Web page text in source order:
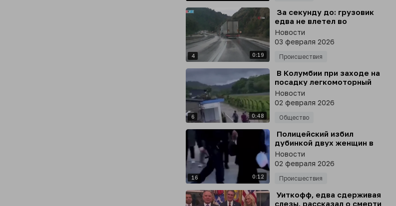
4 0:19
⁣ За секунду до: грузовик
едва не влетел во
встречные автомобили на
скользкой из-за дождя
дороге в турецком Бодруме
Новости
03 февраля 2026
Происшествия
6 0:48
⁣ В Колумбии при заходе на
посадку легкомоторный
самолет Cessna 205A едва
не сбил лошадей, которые
выбежали на ВПП
Новости
02 февраля 2026
Общество
16 0:12
⁣ Полицейский избил
дубинкой двух женщин в
хиджабах в Нидерландах
Новости
02 февраля 2026
Происшествия
⁣ Уиткофф, едва сдерживая
слезы, рассказал о смерти